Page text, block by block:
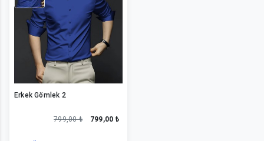
Erkek Gömlek 2
799,00 ₺ 799,00 ₺